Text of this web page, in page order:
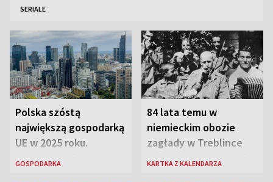
SERIALE
Polska szóstą
największą gospodarką
UE w 2025 roku.
Najnowsze dane
GOSPODARKA
84 lata temu w
niemieckim obozie
zagłady w Treblince
zmarł Janusz Korczak
KARTKA Z KALENDARZA